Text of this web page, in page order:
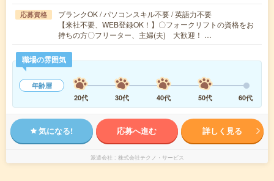
応募資格
ブランクOK / パソコンスキル不要 / 英語力不要
【来社不要、WEB登録OK！】〇フォークリフトの資格をお
持ちの方〇フリーター、主婦(夫) 大歓迎！ …
職場の雰囲気
年齢層
20代
30代 40代 50代 60代
気になる! 応募へ進む 詳しく見る
派遣会社 株式会社テクノ・サービス